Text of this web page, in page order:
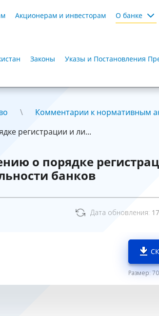
Акционерам и инвесторам О банке
Законы Указы и Постановления
Комментарии к нормативным
регистрации и ли...
о порядке
банков
Дата обновления:
Размер: